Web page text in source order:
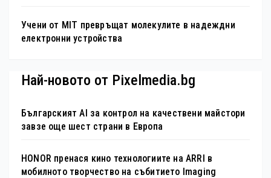
Учени от MIT превръщат молекулите в надеждни
електронни устройства
Най-новото от Pixelmedia.bg
Българският AI за контрол на качествени майстори
завзе още шест страни в Европа
HONOR пренася кино технологиите на ARRI в
мобилното творчество на събитието Imaging